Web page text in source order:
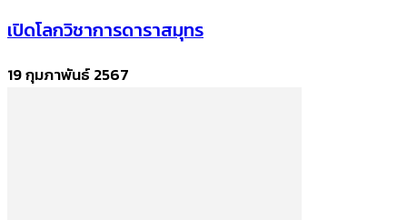
เปิดโลกวิชาการดาราสมุทร
19 กุมภาพันธ์ 2567